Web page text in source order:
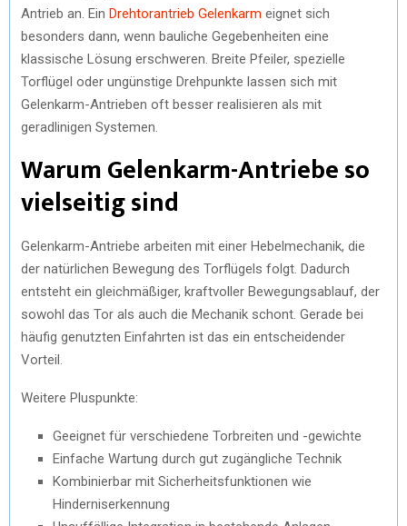
Antrieb an. Ein Drehtorantrieb Gelenkarm eignet sich
besonders dann, wenn bauliche Gegebenheiten eine
klassische Lösung erschweren. Breite Pfeiler, spezielle
Torflügel oder ungünstige Drehpunkte lassen sich mit
Gelenkarm-Antrieben oft besser realisieren als mit
geradlinigen Systemen.
Warum Gelenkarm-Antriebe so
vielseitig sind
Gelenkarm-Antriebe arbeiten mit einer Hebelmechanik, die
der natürlichen Bewegung des Torflügels folgt. Dadurch
entsteht ein gleichmäßiger, kraftvoller Bewegungsablauf, der
sowohl das Tor als auch die Mechanik schont. Gerade bei
häufig genutzten Einfahrten ist das ein entscheidender
Vorteil.
Weitere Pluspunkte:
Geeignet für verschiedene Torbreiten und -gewichte
Einfache Wartung durch gut zugängliche Technik
Kombinierbar mit Sicherheitsfunktionen wie
Hinderniserkennung